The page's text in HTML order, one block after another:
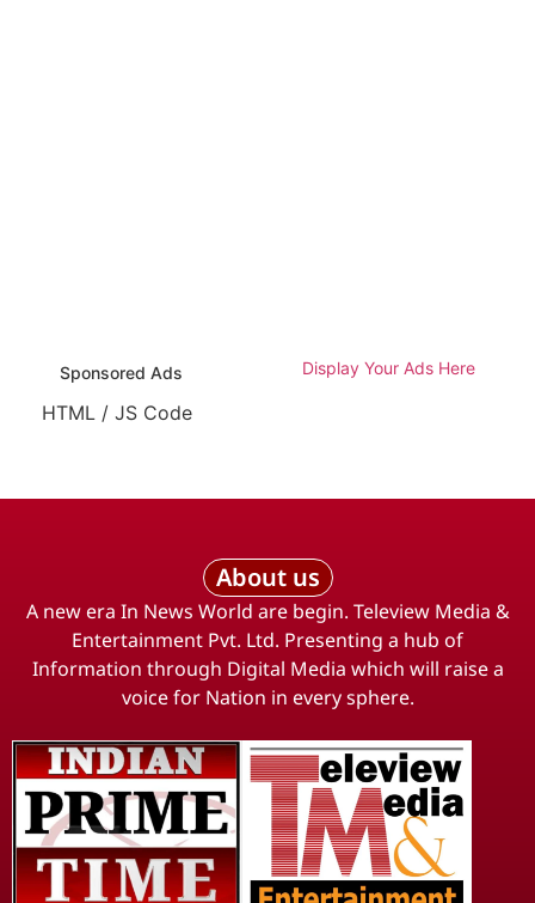
Sponsored Ads Display Your Ads Here
HTML / JS Code
About us
A new era In News World are begin. Teleview Media &
Entertainment Pvt. Ltd. Presenting a hub of
Information through Digital Media which will raise a
voice for Nation in every sphere.